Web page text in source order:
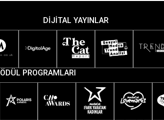
DİJİTAL YAYINLAR
ÖDÜL PROGRAMLARI